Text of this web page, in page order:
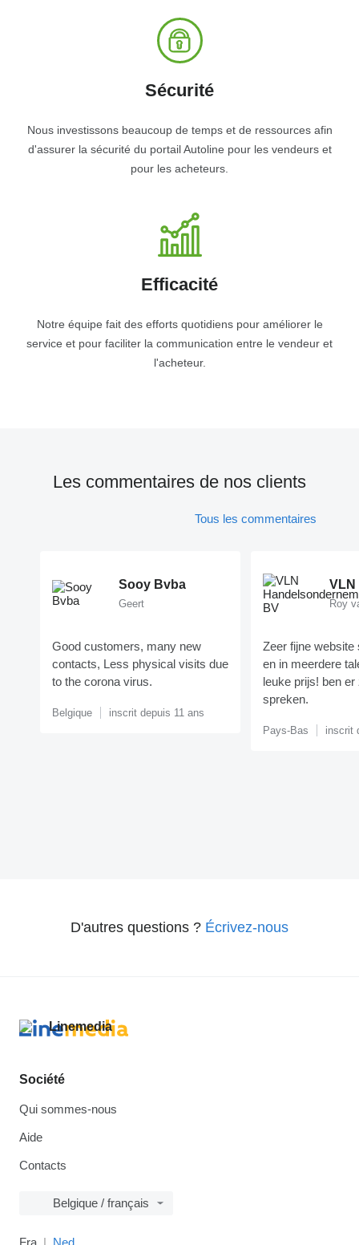
Sécurité
Nous investissons beaucoup de temps et de ressources afin
d'assurer la sécurité du portail Autoline pour les vendeurs et
pour les acheteurs.
Efficacité
Notre équipe fait des efforts quotidiens pour améliorer le
service et pour faciliter la communication entre le vendeur et
l'acheteur.
Les commentaires de nos clients
Tous les commentaires
Sooy Bvba
Geert
Good customers, many new
contacts, Less physical visits due
to the corona virus.
Belgique inscrit depuis 11 ans
Roy
Zeer fijne website
en in meerdere
leuke prijs! ben
spreken.
Pays-Bas inscrit
D'autres questions ? Écrivez-nous
Société
Qui sommes-nous
Aide
Contacts
Belgique / français
Fra Ned